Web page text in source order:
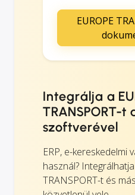
EUROPE
Integrálja a
TRANSPORT-t
szoftverével
ERP, e-kereskedelmi
használ?
TRANSPORT-t és